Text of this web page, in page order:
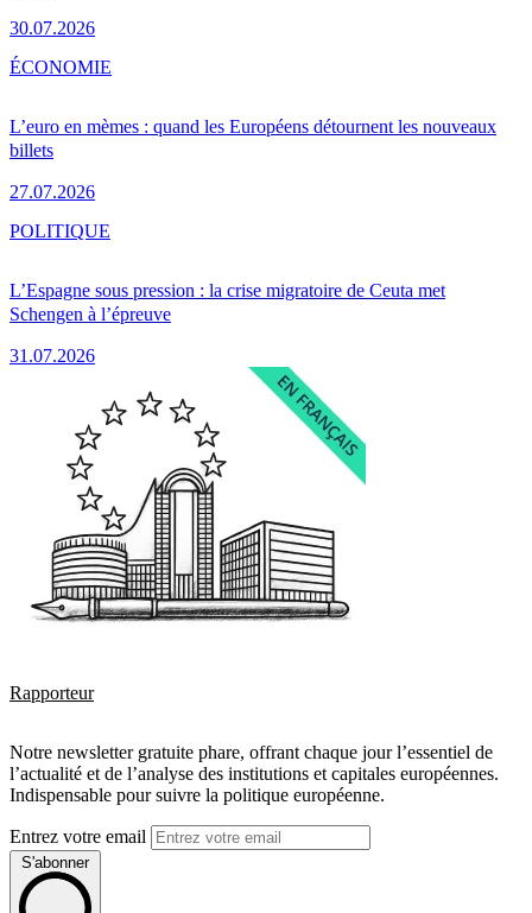
30.07.2026
L’euro en mèmes : quand les Européens détournent les nouveaux
billets
27.07.2026
ÉCONOMIE
L’Espagne sous pression : la crise migratoire de Ceuta met
Schengen à l’épreuve
31.07.2026
POLITIQUE
Rapporteur
Notre newsletter gratuite phare, offrant chaque jour l’essentiel de
l’actualité et de l’analyse des institutions et capitales européennes.
Indispensable pour suivre la politique européenne.
Entrez votre email
S'abonner